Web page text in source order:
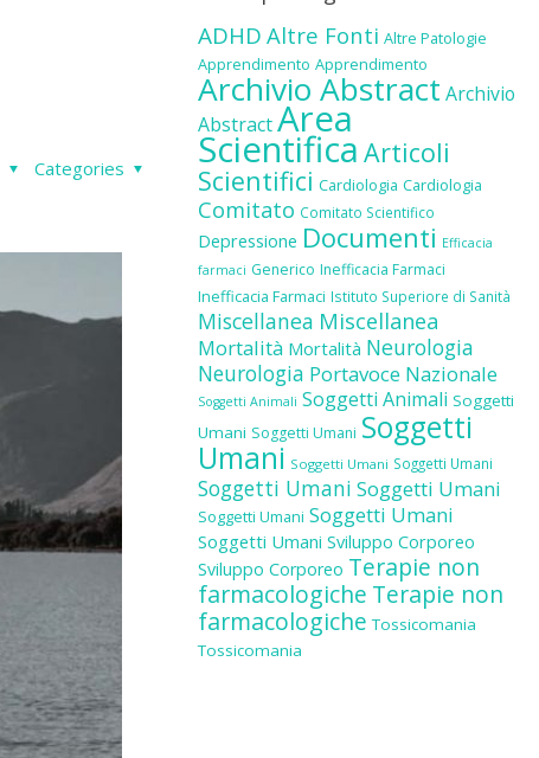
Categories
ADHD Altre Fonti Altre Patologie
Apprendimento Apprendimento
Archivio Abstract Archivio
AbstractArea
Scientifica Articoli
Scientifici Cardiologia Cardiologia
Comitato Comitato Scientifico
Depressione Documenti Efficacia
farmaci Generico Inefficacia Farmaci
Inefficacia Farmaci Istituto Superiore di Sanità
Miscellanea Miscellanea
Mortalità Mortalità Neurologia
Neurologia Portavoce Nazionale
Soggetti Animali Soggetti Animali Soggetti
Umani Soggetti Umani Soggetti
Umani Soggetti Umani Soggetti Umani
Soggetti Umani Soggetti Umani
Soggetti Umani Soggetti Umani
Soggetti Umani Sviluppo Corporeo
Sviluppo Corporeo Terapie non
farmacologiche Terapie non
farmacologiche Tossicomania
Tossicomania